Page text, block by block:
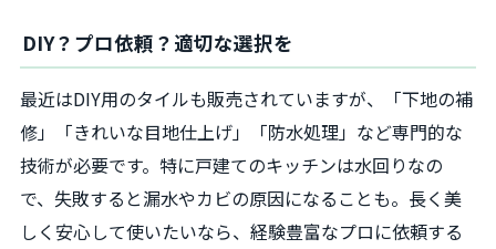
DIY？プロ依頼？適切な選択を
最近はDIY用のタイルも販売されていますが、「下地の補
修」「きれいな目地仕上げ」「防水処理」など専門的な
技術が必要です。特に戸建てのキッチンは水回りなの
で、失敗すると漏水やカビの原因になることも。長く美
しく安心して使いたいなら、経験豊富なプロに依頼する